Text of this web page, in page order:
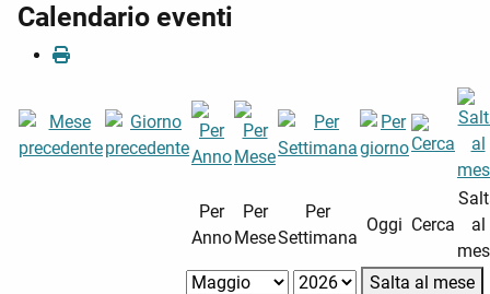
Calendario eventi
Per
Anno
Per
Mese
Per
Settimana
Oggi Cerca
al
Salta al mese